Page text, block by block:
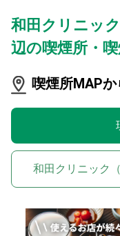
和田クリニッ
辺の喫煙所・
喫煙所MAP
和田クリニック